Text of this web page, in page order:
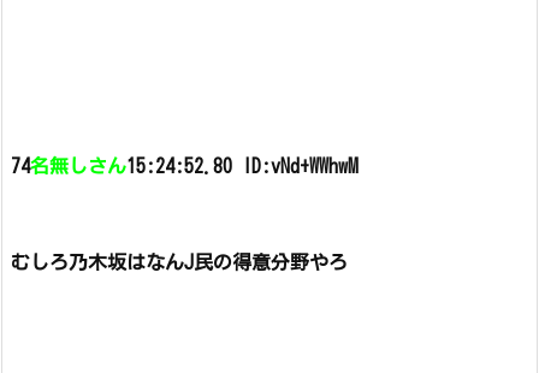
74名無しさん15:24:52.80 ID:vNd+WWhwM
むしろ乃木坂はなんJ民の得意分野やろ